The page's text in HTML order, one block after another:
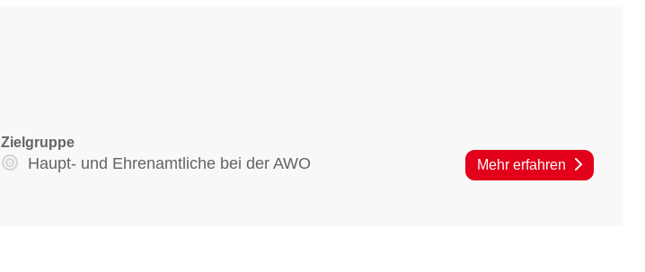
Zielgruppe
Haupt- und Ehrenamtliche bei der AWO Mehr erfahren